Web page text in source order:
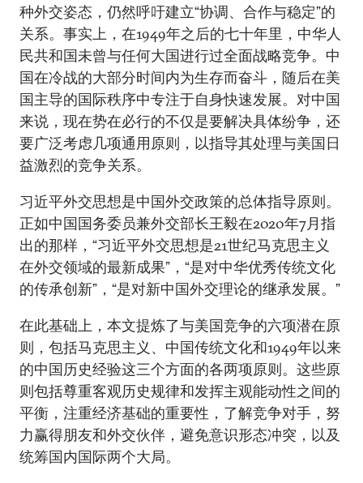
种外交姿态，仍然呼吁建立“协调、合作与稳定”的
关系。事实上，在1949年之后的七十年里，中华人
民共和国未曾与任何大国进行过全面战略竞争。中
国在冷战的大部分时间内为生存而奋斗，随后在美
国主导的国际秩序中专注于自身快速发展。对中国
来说，现在势在必行的不仅是要解决具体纷争，还
要广泛考虑几项通用原则，以指导其处理与美国日
益激烈的竞争关系。
习近平外交思想是中国外交政策的总体指导原则。
正如中国国务委员兼外交部长王毅在2020年7月指
出的那样，“习近平外交思想是21世纪马克思主义
在外交领域的最新成果”，“是对中华优秀传统文化
的传承创新”，“是对新中国外交理论的继承发展。”
在此基础上，本文提炼了与美国竞争的六项潜在原
则，包括马克思主义、中国传统文化和1949年以来
的中国历史经验这三个方面的各两项原则。这些原
则包括尊重客观历史规律和发挥主观能动性之间的
平衡，注重经济基础的重要性，了解竞争对手，努
力赢得朋友和外交伙伴，避免意识形态冲突，以及
统筹国内国际两个大局。